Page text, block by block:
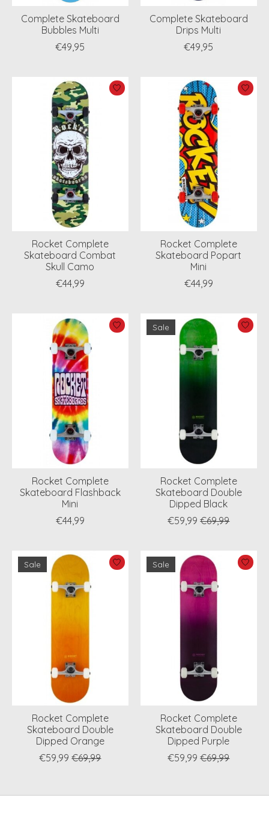
Complete Skateboard
Bubbles Multi
€49,95
Complete Skateboard
Drips Multi
€49,95
Rocket Complete
Skateboard Combat
Skull Camo
€44,99
Rocket Complete
Skateboard Popart
Mini
€44,99
Rocket Complete
Skateboard Flashback
Mini
€44,99
Sale
Rocket Complete
Skateboard Double
Dipped Black
€59,99 €69,99
Sale
Rocket Complete
Skateboard Double
Dipped Orange
€59,99 €69,99
Sale
Rocket Complete
Skateboard Double
Dipped Purple
€59,99 €69,99